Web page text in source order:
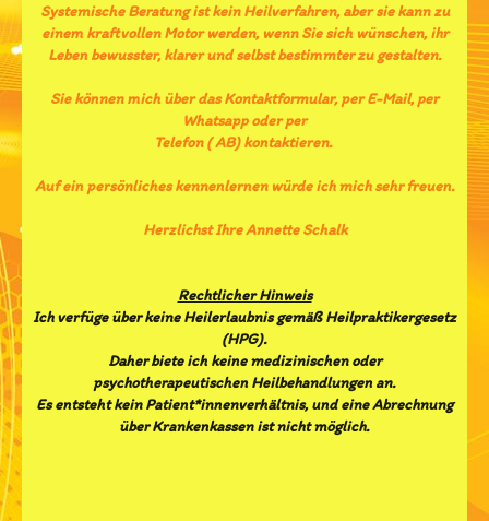
Systemische Beratung ist kein Heilverfahren, aber sie kann zu
einem kraftvollen Motor werden, wenn Sie sich wünschen, ihr
Leben bewusster, klarer und selbst bestimmter zu gestalten.
Sie können mich über das Kontaktformular, per E-Mail, per
Whatsapp oder per
Telefon ( AB) kontaktieren.
Auf ein persönliches kennenlernen würde ich mich sehr freuen.
Herzlichst Ihre Annette Schalk
Rechtlicher Hinweis
Ich verfüge über keine Heilerlaubnis gemäß Heilpraktikergesetz
(HPG).
Daher biete ich keine medizinischen oder
psychotherapeutischen Heilbehandlungen an.
Es entsteht kein Patient*innenverhältnis, und eine Abrechnung
über Krankenkassen ist nicht möglich.